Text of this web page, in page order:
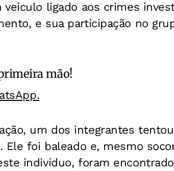
ligado aos crimes
e sua participação no
mão!
um dos integrantes
foi baleado e, mesmo
indivíduo, foram